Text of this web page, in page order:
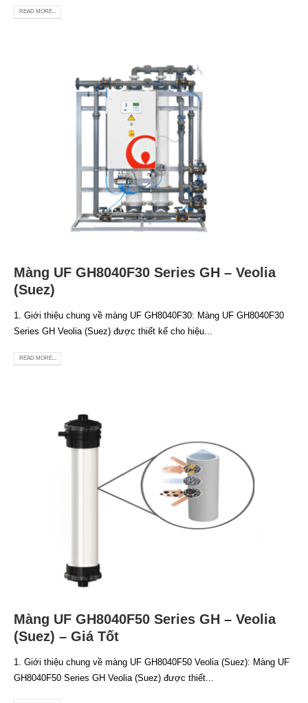
READ MORE...
Màng UF GH8040F30 Series GH – Veolia
(Suez)
1. Giới thiệu chung về màng UF GH8040F30: Màng UF GH8040F30
Series GH Veolia (Suez) được thiết kế cho hiệu...
READ MORE...
Màng UF GH8040F50 Series GH – Veolia
(Suez) – Giá Tốt
1. Giới thiệu chung về màng UF GH8040F50 Veolia (Suez): Màng UF
GH8040F50 Series GH Veolia (Suez) được thiết...